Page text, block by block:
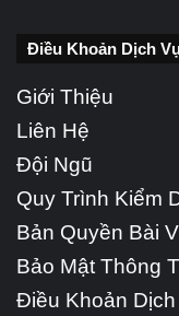
Điều Khoản Dịch
Giới Thiệu
Liên Hệ
Đội Ngũ
Quy Trình Kiểm
Bản Quyền Bài
Bảo Mật Thông
Điều Khoản Dịch